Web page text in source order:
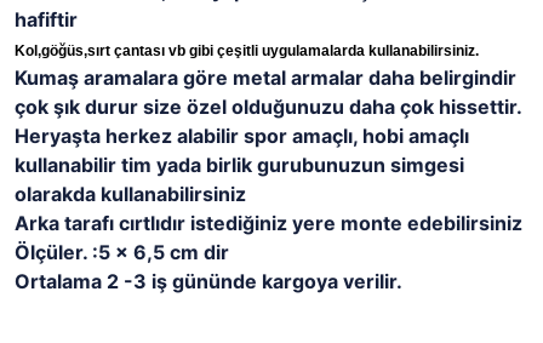
hafiftir
Kol,göğüs,sırt çantası vb gibi çeşitli uygulamalarda kullanabilirsiniz.
Kumaş aramalara göre metal armalar daha belirgindir
çok şık durur size özel olduğunuzu daha çok hissettir.
Heryaşta herkez alabilir spor amaçlı, hobi amaçlı
kullanabilir tim yada birlik gurubunuzun simgesi
olarakda kullanabilirsiniz
Arka tarafı cırtlıdır istediğiniz yere monte edebilirsiniz
Ölçüler. :5 x 6,5 cm dir
Ortalama 2 -3 iş gününde kargoya verilir.